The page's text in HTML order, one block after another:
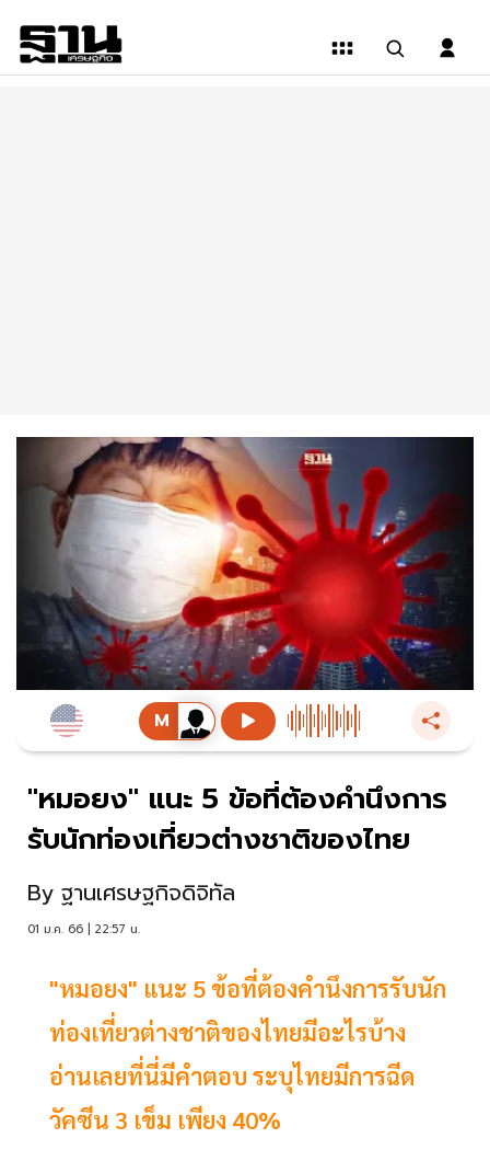
"หมอยง" แนะ 5 ข้อที่ต้องคำนึงการ
รับนักท่องเที่ยวต่างชาติของไทย
By ฐานเศรษฐกิจดิจิทัล
01 ม.ค. 66 | 22:57 น.
"หมอยง" แนะ 5 ข้อที่ต้องคำนึงการรับนัก
ท่องเที่ยวต่างชาติของไทยมีอะไรบ้าง
อ่านเลยที่นี่มีคำตอบ ระบุไทยมีการฉีด
วัคซีน 3 เข็ม เพียง 40%